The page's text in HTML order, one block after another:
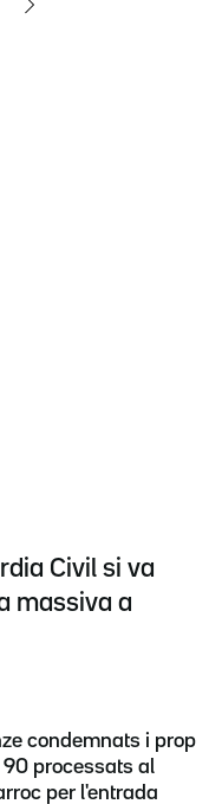
Civil si va
massiva a
condemnats i prop
90 processats al
per l'entrada